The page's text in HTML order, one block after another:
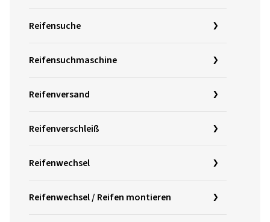
Reifensuche
Reifensuchmaschine
Reifenversand
Reifenverschleiß
Reifenwechsel
Reifenwechsel / Reifen montieren